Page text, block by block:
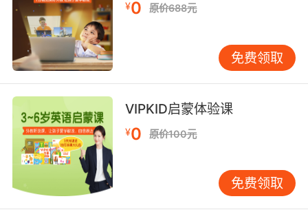
文化理解的能力，有助于孩子们在多元文化环境
中更好地适应和发展。 如何有效引导孩子们掌握
“I” 为了帮助孩子们更好地掌握“I”，家长和教育者
可以采取以下策略： 情境教学：通过创设真实的
“I”。例如，在家庭对话中，鼓励孩子们用“I”来表
达自己的需求和感受。 游戏互动：利用游戏和互
动活动，让孩子们在轻松愉快的氛围中练习“I”的
使用。例如，通过角色扮演游戏，让孩子们扮演
不同的角色，用“I”来表达角色的想法和感受。 视
觉辅助：使用图片、卡片等视觉辅助工具，帮助
¥0 原价688元
免费领取
VIPKID启蒙体验课
¥0 原价100元
免费领取